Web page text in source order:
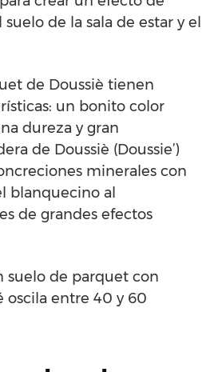
de la sala de estar y el
de Doussiè tienen
un bonito color
dureza y gran
de Doussiè (Doussie’)
minerales con
blanquecino al
de grandes efectos
suelo de parquet con
oscila entre 40 y 60